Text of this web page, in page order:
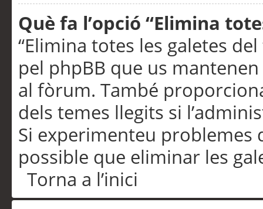
Què fa l’opció “Elimina
“Elimina totes les galetes
pel phpBB que us
al fòrum. També
dels temes llegits si
Si experimenteu problemes
possible que eliminar les
Torna a l’inici